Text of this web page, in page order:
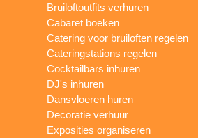
Bruiloftoutfits verhuren
Cabaret boeken
Catering voor bruiloften regelen
Cateringstations regelen
Cocktailbars inhuren
DJ's inhuren
Dansvloeren huren
Decoratie verhuur
Exposities organiseren